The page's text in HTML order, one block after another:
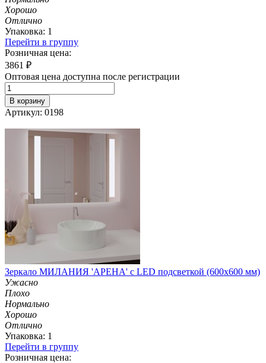
Хорошо
Отлично
Упаковка: 1
Перейти в группу
Розничная цена:
3861 ₽
Оптовая цена доступна после регистрации
В корзину
Артикул: 0198
Зеркало МИЛАНИЯ 'АРЕНА' с LED подсветкой (600х600 мм)
Ужасно
Плохо
Нормально
Хорошо
Отлично
Упаковка: 1
Перейти в группу
Розничная цена: